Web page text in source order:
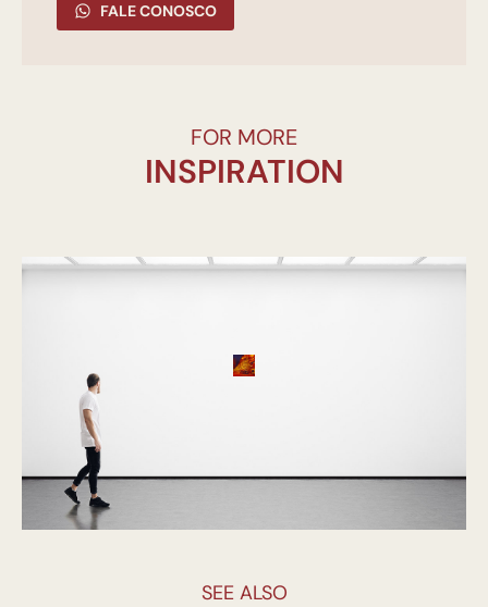
FALE CONOSCO
FOR MORE
INSPIRATION
SEE ALSO